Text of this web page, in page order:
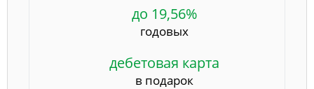
до 19,56%
годовых
дебетовая карта
в подарок